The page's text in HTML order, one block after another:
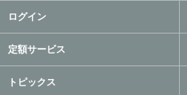
ログイン
定額サービス
トピックス